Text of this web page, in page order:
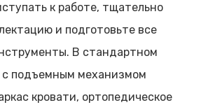
к работе, тщательно
и подготовьте все
В стандартном
с подъемным механизмом
кровати, ортопедическое